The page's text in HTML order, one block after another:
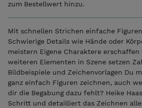
zum Bestellwert hinzu.
Mit schnellen Strichen einfache
Schwierige Details wie Hände oder
meistern Eigene Charaktere
weiteren Elementen in Szene setzen
Bildbeispiele und Zeichenvorlagen Du
ganz einfach Figuren zeichnen, auch
dir die Begabung dazu fehlt? Heike
Schritt und detailliert das Zeichnen